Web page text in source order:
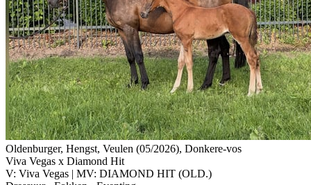
Oldenburger, Hengst, Veulen (05/2026), Donkere-vos
Viva Vegas x Diamond Hit
V: Viva Vegas | MV: DIAMOND HIT (OLD.)